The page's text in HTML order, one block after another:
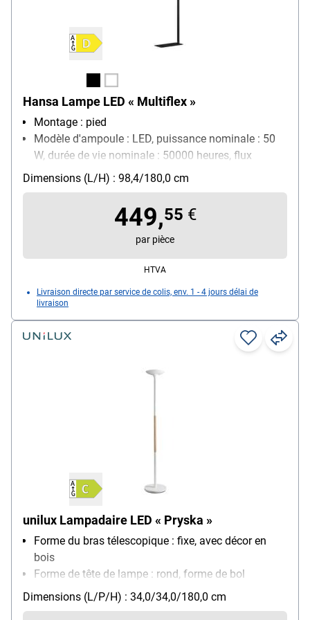
Hansa Lampe LED « Multiflex »
Montage : pied
Modèle d'ampoule : LED, puissance nominale : 50
W, durée de vie nominale : 50000 heures, flux
lumineux : 3970 lm (2070 lm direct / 1900 lm
indirect), éclairement : 1080 lux (distance 105 cm),
température de couleur : 4200 Kelvin,
consommation d'énergie pondérée : 50 kWh/ 1000
h, classe d'efficacité énergétique D (A à G)
Dimensions (L/H) : 98,4/180,0 cm
449,55 €
par pièce
HTVA
Livraison directe par service de colis, env. 1 - 4 jours délai de
livraison
unilux Lampadaire LED « Pryska »
Forme du bras télescopique : fixe, avec décor en
bois
Forme de tête de lampe : rond, forme de bol
Montage : pied
Modèle d'ampoule : LED, température de couleur
Dimensions (L/P/H) : 34,0/34,0/180,0 cm